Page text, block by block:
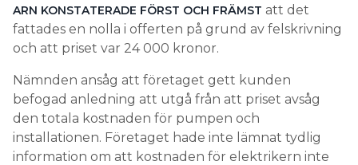
ARN KONSTATERADE FÖRST OCH FRÄMST att det
fattades en nolla i offerten på grund av felskrivning
och att priset var 24 000 kronor.
Nämnden ansåg att företaget gett kunden
befogad anledning att utgå från att priset avsåg
den totala kostnaden för pumpen och
installationen. Företaget hade inte lämnat tydlig
information om att kostnaden för elektrikern inte